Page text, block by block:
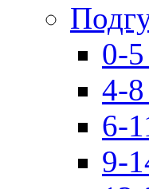
0-5
4-8
6-
9-